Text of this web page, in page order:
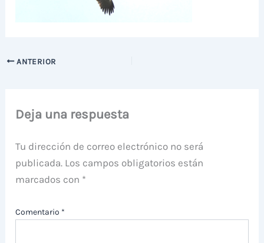
ANTERIOR
Deja una respuesta
Tu dirección de correo electrónico no será
publicada. Los campos obligatorios están
marcados con *
Comentario *